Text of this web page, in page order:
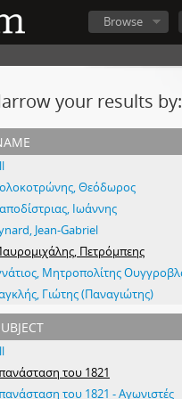
Browse
your results by:
Θεόδωρος
Ιωάννης
Jean-Gabriel
Πετρόμπεης
Γιώτης (Παναγιώτης)
του 1821
του 1821 - Αγωνιστές